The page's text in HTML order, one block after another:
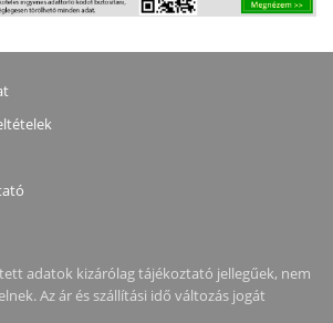
adatok kizárólag tájékoztató jellegűek, nem
Az ár és szállítási idő változás jogát